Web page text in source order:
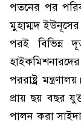
পতনের পর
মুহাম্মদ ইউনূসের
পরই বিভিন্ন
পররাষ্ট্র
প্রায় ছয় বছর
পালন করা